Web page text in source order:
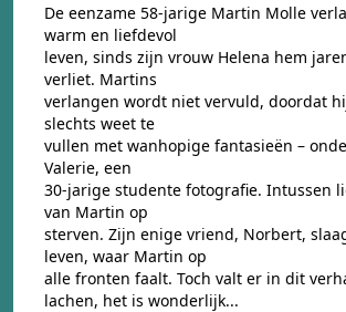
De eenzame 58-jarige Martin Molle
warm en liefdevol
leven, sinds zijn vrouw Helena hem
verliet. Martins
verlangen wordt niet vervuld, doordat
slechts weet te
vullen met wanhopige fantasieën –
Valerie, een
30-jarige studente fotografie. Intussen
van Martin op
sterven. Zijn enige vriend, Norbert,
leven, waar Martin op
alle fronten faalt. Toch valt er in dit
lachen, het is wonderlijk...